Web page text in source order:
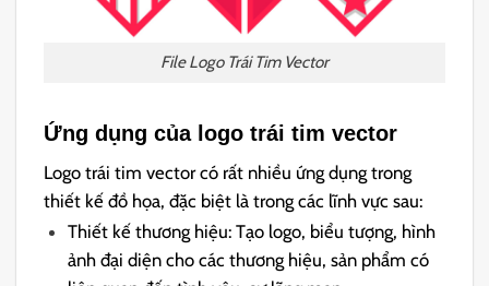
File Logo Trái Tim Vector
Ứng dụng của logo trái tim vector
Logo trái tim vector có rất nhiều ứng dụng trong
thiết kế đồ họa, đặc biệt là trong các lĩnh vực sau:
Thiết kế thương hiệu: Tạo logo, biểu tượng, hình
ảnh đại diện cho các thương hiệu, sản phẩm có